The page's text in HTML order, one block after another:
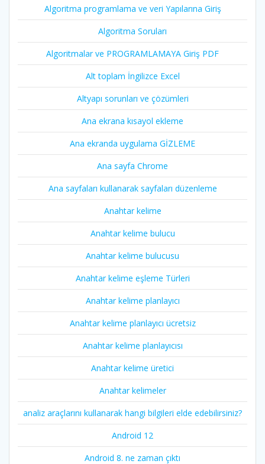
Algoritma programlama ve veri Yapılarına Giriş
Algoritma Soruları
Algoritmalar ve PROGRAMLAMAYA Giriş PDF
Alt toplam İngilizce Excel
Altyapı sorunları ve çözümleri
Ana ekrana kısayol ekleme
Ana ekranda uygulama GİZLEME
Ana sayfa Chrome
Ana sayfaları kullanarak sayfaları düzenleme
Anahtar kelime
Anahtar kelime bulucu
Anahtar kelime bulucusu
Anahtar kelime eşleme Türleri
Anahtar kelime planlayıcı
Anahtar kelime planlayıcı ücretsiz
Anahtar kelime planlayıcısı
Anahtar kelime üretici
Anahtar kelimeler
analiz araçlarını kullanarak hangi bilgileri elde edebilirsiniz?
Android 12
Android 8. ne zaman çıktı